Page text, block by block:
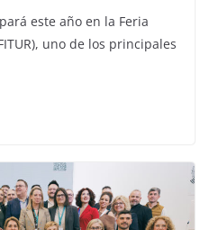
este año en la Feria
uno de los principales